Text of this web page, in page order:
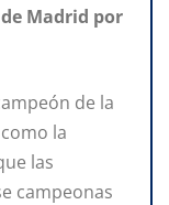
Madrid por
de la
la
las
campeonas